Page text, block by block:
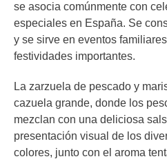
se asocia comúnmente con
especiales en España. Se
y se sirve en eventos
festividades importantes.
La zarzuela de pescado y
cazuela grande, donde los
mezclan con una deliciosa
presentación visual de los
colores, junto con el aroma